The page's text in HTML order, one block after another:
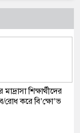
শিক্ষার্থীদের
করে বি’ক্ষো’ভ